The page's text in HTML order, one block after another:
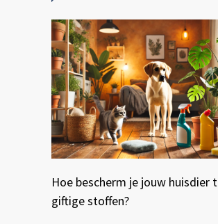
Hoe bescherm je jouw huisdier
giftige stoffen?